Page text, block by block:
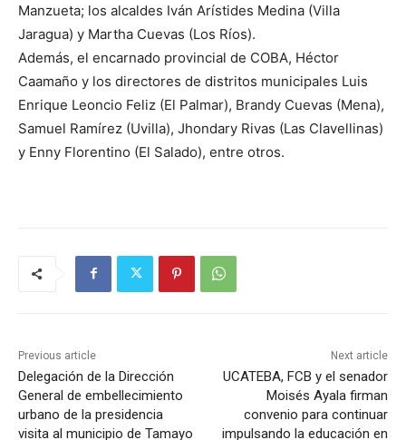
Manzueta; los alcaldes Iván Arístides Medina (Villa
Jaragua) y Martha Cuevas (Los Ríos).
Además, el encarnado provincial de COBA, Héctor
Caamaño y los directores de distritos municipales Luis
Enrique Leoncio Feliz (El Palmar), Brandy Cuevas (Mena),
Samuel Ramírez (Uvilla), Jhondary Rivas (Las Clavellinas)
y Enny Florentino (El Salado), entre otros.
Previous article
Delegación de la Dirección
General de embellecimiento
urbano de la presidencia
visita al municipio de Tamayo
Next article
UCATEBA, FCB y el senador
Moisés Ayala firman
convenio para continuar
impulsando la educación en